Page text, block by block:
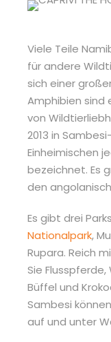
Viele Teile
für andere
sich einer
Amphibien sind
von
2013 in
Einheimischen
bezeichnet. Es
den
Es gibt drei
Nationalpark,
Rupara. Reich
Sie
Büffel und
Sambesi
auf und unter